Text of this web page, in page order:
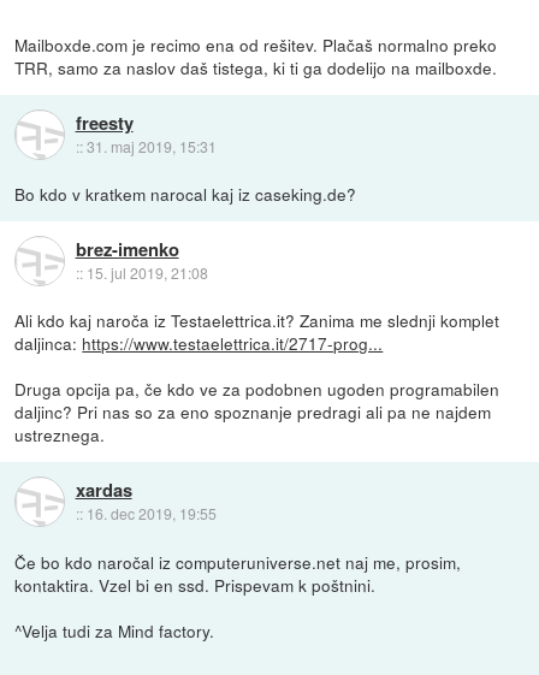
Mailboxde.com je recimo ena od rešitev. Plačaš normalno preko
TRR, samo za naslov daš tistega, ki ti ga dodelijo na mailboxde.
freesty
::31. maj 2019, 15:31
Bo kdo v kratkem narocal kaj iz caseking.de?
brez-imenko
:: 15. jul 2019, 21:08
Ali kdo kaj naroča iz Testaelettrica.it? Zanima me slednji komplet
daljinca: https://www.testaelettrica.it/2717-prog...
Druga opcija pa, če kdo ve za podobnen ugoden programabilen
daljinc? Pri nas so za eno spoznanje predragi ali pa ne najdem
ustreznega.
xardas
:: 16. dec 2019, 19:55
Če bo kdo naročal iz computeruniverse.net naj me, prosim,
kontaktira. Vzel bi en ssd. Prispevam k poštnini.
^Velja tudi za Mind factory.